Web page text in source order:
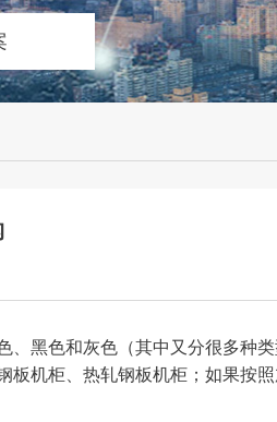
、黑色和灰色（其中又分很多种
板机柜、热轧钢板机柜；如果按